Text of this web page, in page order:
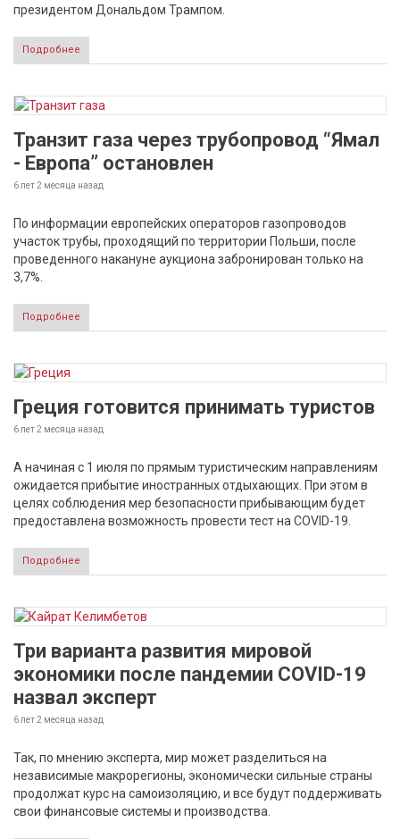
президентом Дональдом Трампом.
Подробнее
Транзит газа через трубопровод “Ямал
- Европа” остановлен
6 лет 2 месяца назад
По информации европейских операторов газопроводов
участок трубы, проходящий по территории Польши, после
проведенного накануне аукциона забронирован только на
3,7%.
Подробнее
Греция готовится принимать туристов
6 лет 2 месяца назад
А начиная с 1 июля по прямым туристическим направлениям
ожидается прибытие иностранных отдыхающих. При этом в
целях соблюдения мер безопасности прибывающим будет
предоставлена возможность провести тест на COVID-19.
Подробнее
Три варианта развития мировой
экономики после пандемии COVID-19
назвал эксперт
6 лет 2 месяца назад
Так, по мнению эксперта, мир может разделиться на
независимые макрорегионы, экономически сильные страны
продолжат курс на самоизоляцию, и все будут поддерживать
свои финансовые системы и производства.